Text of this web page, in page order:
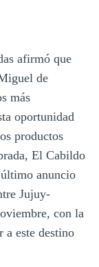
afirmó que
de
más
oportunidad
productos
El Cabildo
anuncio
Jujuy-
con la
a este destino